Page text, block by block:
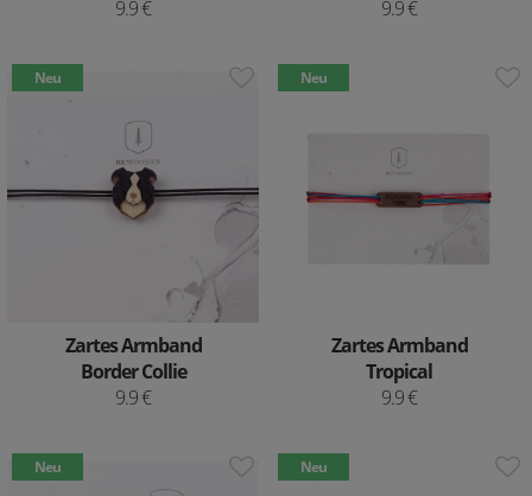
9.9 €
9.9 €
Neu
Zartes Armband
Border Collie
9.9 €
Neu
Zartes Armband
Tropical
9.9 €
Neu Neu